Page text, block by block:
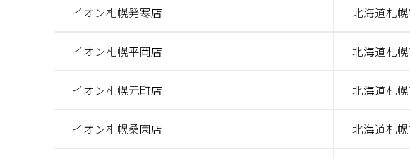
イオン札幌発寒店 北海道札
イオン札幌平岡店 北海道札
イオン札幌元町店 北海道札
イオン札幌桑園店 北海道札